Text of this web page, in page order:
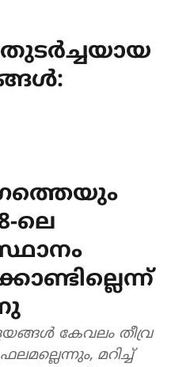
ലെ
കേവലം തീവ്ര
മറിച്ച്